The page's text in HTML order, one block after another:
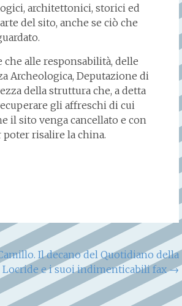
architettonici, storici ed
del sito, anche se ciò che
alle responsabilità, delle
Archeologica, Deputazione di
della struttura che, a detta
gli affreschi di cui
il sito venga cancellato e con
risalire la china.
Il decano del Quotidiano della
Locride e i suoi indimenticabili fax→